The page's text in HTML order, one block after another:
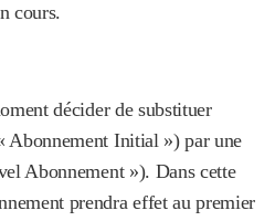
cours.
décider de substituer
Abonnement Initial ») par une
Abonnement »). Dans cette
prendra effet au premier